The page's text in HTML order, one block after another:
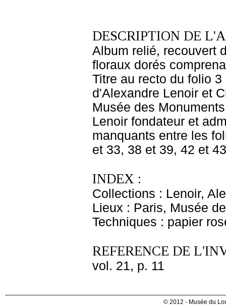
DESCRIPTION DE
Album relié, recouvert
floraux dorés
Titre au recto du folio
d'Alexandre Lenoir et
Musée des
Lenoir fondateur et
manquants entre les
et 33, 38 et 39, 42 et
INDEX :
Collections : Lenoir,
Lieux : Paris, Musée
Techniques : papier
REFERENCE DE
vol. 21, p. 11
© 2012 - Musée du